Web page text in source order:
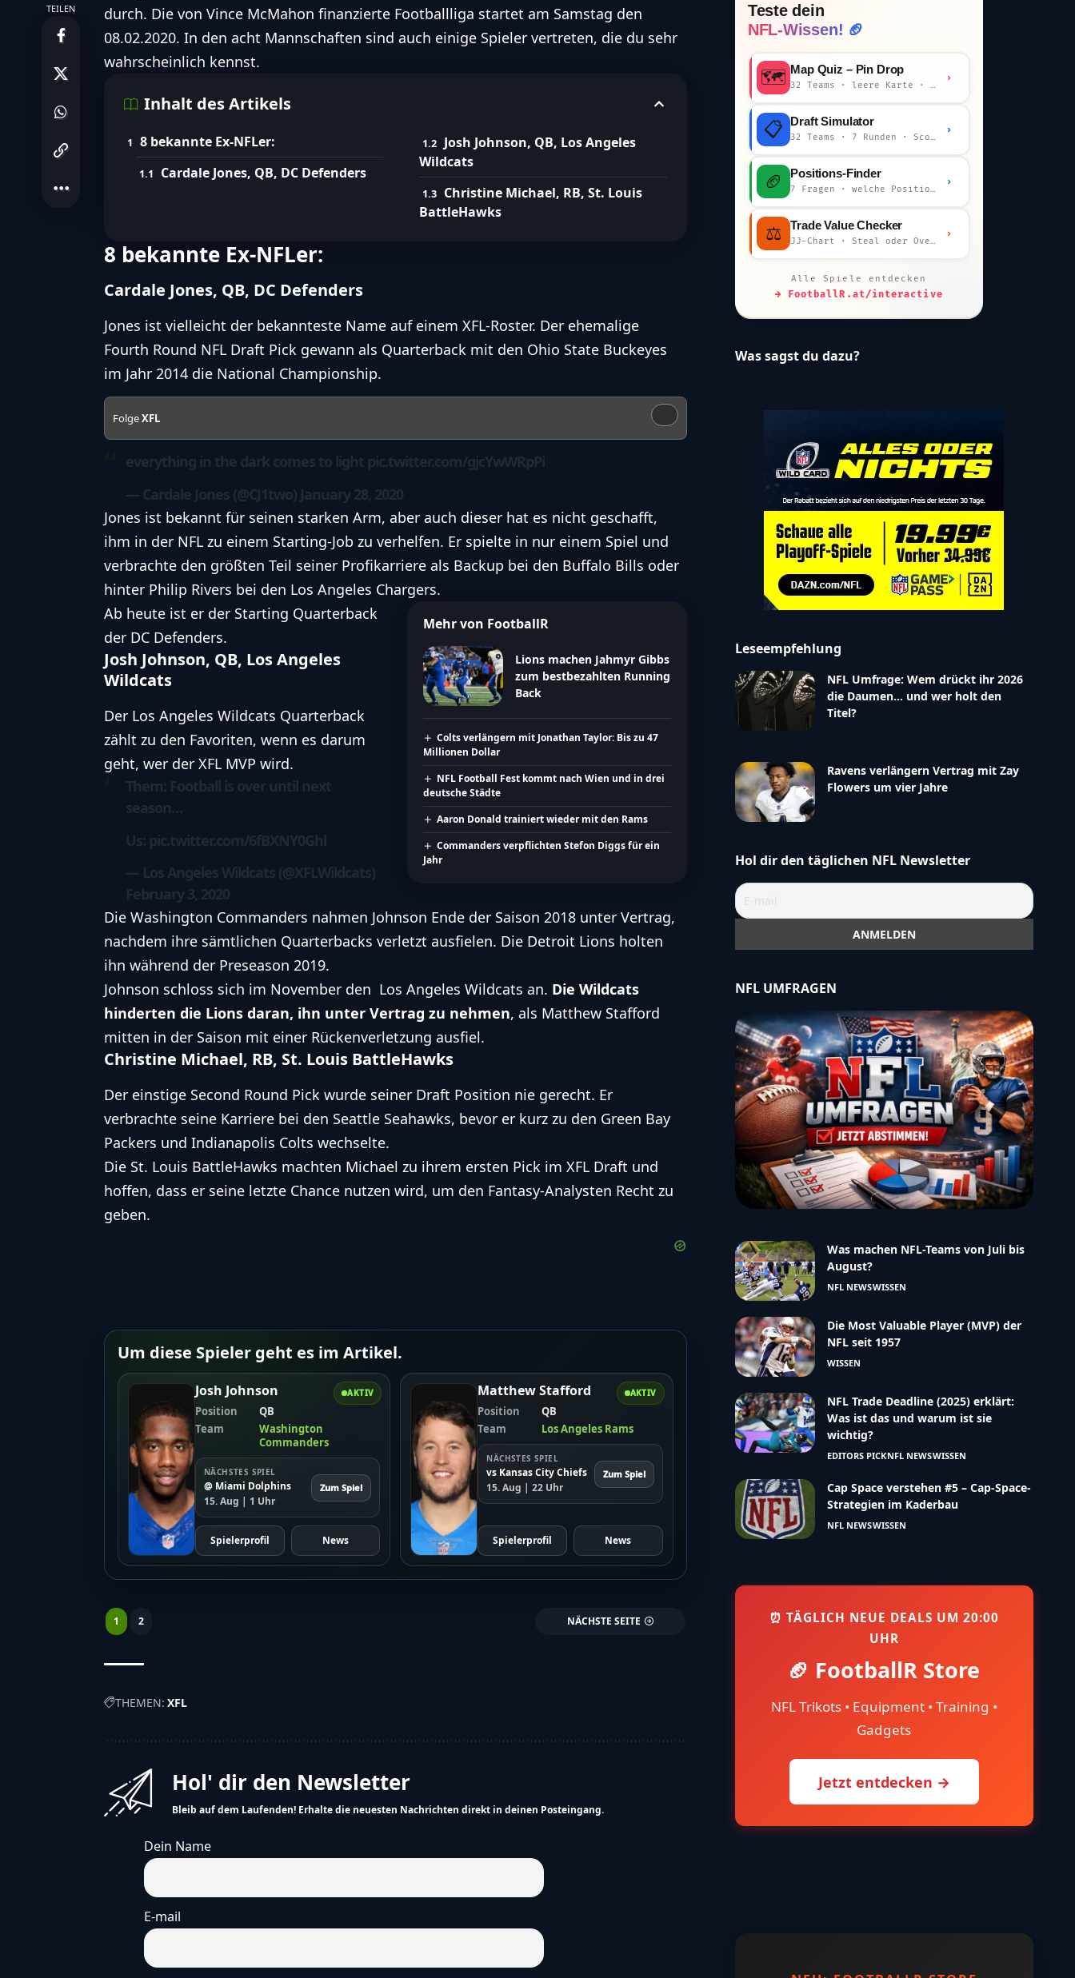
TEILEN
durch. Die von Vince McMahon finanzierte Footballliga startet am Samstag den
08.02.2020. In den acht Mannschaften sind auch einige Spieler vertreten, die du sehr
wahrscheinlich kennst.
Inhalt des Artikels
8 bekannte Ex-NFLer:
Cardale Jones, QB, DC Defenders
Josh Johnson, QB, Los Angeles
Wildcats
Christine Michael, RB, St. Louis
BattleHawks
8 bekannte Ex-NFLer:
Cardale Jones, QB, DC Defenders
Jones ist vielleicht der bekannteste Name auf einem XFL-Roster. Der ehemalige
Fourth Round NFL Draft Pick gewann als Quarterback mit den Ohio State Buckeyes
im Jahr 2014 die National Championship.
FolgeXFL
Jones ist bekannt für seinen starken Arm, aber auch dieser hat es nicht geschafft,
ihm in der NFL zu einem Starting-Job zu verhelfen. Er spielte in nur einem Spiel und
verbrachte den größten Teil seiner Profikarriere als Backup bei den Buffalo Bills oder
hinter Philip Rivers bei den Los Angeles Chargers.
Mehr von FootballR
Lions machen Jahmyr Gibbs
zum bestbezahlten Running
Back
Colts verlängern mit Jonathan Taylor: Bis zu 47
Millionen Dollar
NFL Football Fest kommt nach Wien und in drei
deutsche Städte
Aaron Donald trainiert wieder mit den Rams
Commanders verpflichten Stefon Diggs für ein
Jahr
Ab heute ist er der Starting Quarterback
der DC Defenders.
Josh Johnson, QB, Los Angeles
Wildcats
Der Los Angeles Wildcats Quarterback
zählt zu den Favoriten, wenn es darum
geht, wer der XFL MVP wird.
Die Washington Commanders nahmen Johnson Ende der Saison 2018 unter Vertrag,
nachdem ihre sämtlichen Quarterbacks verletzt ausfielen. Die Detroit Lions holten
ihn während der Preseason 2019.
Johnson schloss sich im November den Los Angeles Wildcats an. Die Wildcats
hinderten die Lions daran, ihn unter Vertrag zu nehmen, als Matthew Stafford
mitten in der Saison mit einer Rückenverletzung ausfiel.
Christine Michael, RB, St. Louis BattleHawks
Der einstige Second Round Pick wurde seiner Draft Position nie gerecht. Er
verbrachte seine Karriere bei den Seattle Seahawks, bevor er kurz zu den Green Bay
Packers und Indianapolis Colts wechselte.
Die St. Louis BattleHawks machten Michael zu ihrem ersten Pick im XFL Draft und
hoffen, dass er seine letzte Chance nutzen wird, um den Fantasy-Analysten Recht zu
geben.
Um diese Spieler geht es im Artikel.
AKTIV
Josh Johnson
Position
QB
Team
Washington
Commanders
NÄCHSTES SPIEL
@ Miami Dolphins
15. Aug | 1 Uhr
Zum Spiel
Spielerprofil News
AKTIV
Matthew Stafford
Position
QB
Team
Los Angeles Rams
NÄCHSTES SPIEL
vs Kansas City Chiefs
15. Aug | 22 Uhr
Zum Spiel
Spielerprofil News
1 2 NÄCHSTE SEITE
THEMEN: XFL
Hol' dir den Newsletter
Bleib auf dem Laufenden! Erhalte die neuesten Nachrichten direkt in deinen Posteingang.
Dein Name
E-mail
Teste dein
NFL-Wissen! 🏈
🗺️ Map Quiz – Pin Drop
32 Teams · leere Karte · km-Wertung
›
📋 Draft Simulator
32 Teams · 7 Runden · Scout-Kommentar
›
🏈 Positions-Finder
7 Fragen · welche Position bist du?
›
⚖️ Trade Value Checker
JJ-Chart · Steal oder Overpay?
›
Alle Spiele entdecken
→ FootballR.at/interactive
Was sagst du dazu?
Leseempfehlung
NFL Umfrage: Wem drückt ihr 2026
die Daumen… und wer holt den
Titel?
Ravens verlängern Vertrag mit Zay
Flowers um vier Jahre
Hol dir den täglichen NFL Newsletter
NFL UMFRAGEN
Was machen NFL-Teams von Juli bis
August?
NFL NEWSWISSEN
Die Most Valuable Player (MVP) der
NFL seit 1957
WISSEN
NFL Trade Deadline (2025) erklärt:
Was ist das und warum ist sie
wichtig?
EDITORS PICKNFL NEWSWISSEN
Cap Space verstehen #5 – Cap-Space-
Strategien im Kaderbau
NFL NEWSWISSEN
⏰ TÄGLICH NEUE DEALS UM 20:00
UHR
🏈 FootballR Store
NFL Trikots • Equipment • Training •
Gadgets
Jetzt entdecken →